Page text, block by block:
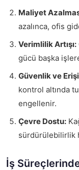
Maliyet
azalınca, ofis
Verimlilik Artışı:
gücü başka
Güvenlik ve
kontrol altında
engellenir.
Çevre Dostu:
sürdürülebilirlik
İş